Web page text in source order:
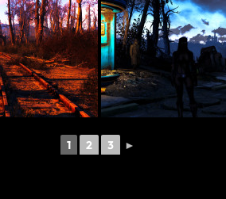
1 2 3 ►